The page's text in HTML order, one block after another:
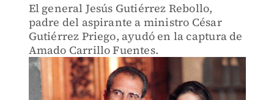
El general Jesús Gutiérrez Rebollo,
padre del aspirante a ministro César
Gutiérrez Priego, ayudó en la captura de
Amado Carrillo Fuentes.